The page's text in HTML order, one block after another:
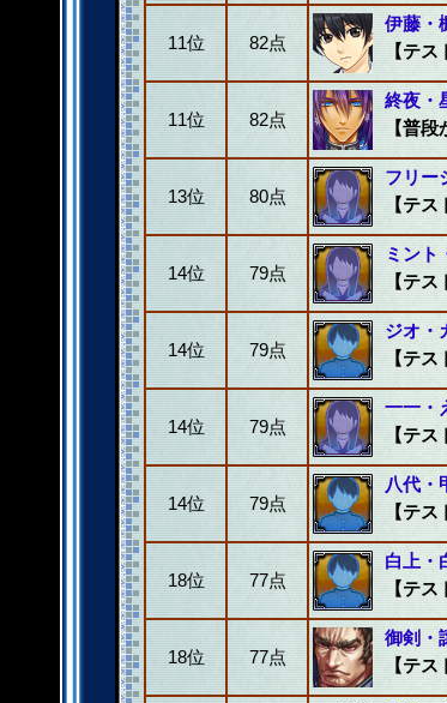
11位 82点
伊藤・
【テ
11位 82点
終夜・
【普
13位 80点
フリー
【テ
14位 79点
ミント
【テ
14位 79点
ジオ・
【テ
14位 79点
一一・
【テ
14位 79点
八代・
【テ
18位 77点
白上・
【テ
18位 77点
御剣・
【テ